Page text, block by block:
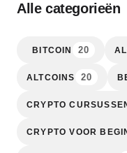
Alle categorieën
BITCOIN 20
ALTCOINS 20
CRYPTO
CRYPTO VOOR